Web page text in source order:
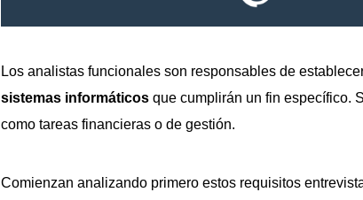
Los analistas funcionales son responsables de
sistemas informáticos que cumplirán un fin específico.
como tareas financieras o de gestión.
Comienzan analizando primero estos requisitos